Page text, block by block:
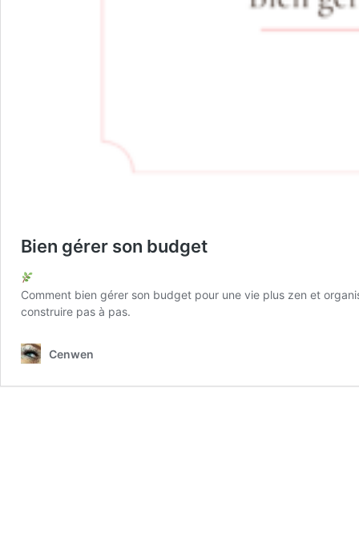
Bien gérer son budget
Comment bien gérer son budget pour une vie plus zen et
construire pas à pas.
Cenwen